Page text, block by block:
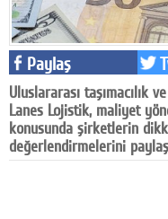
Dünya
Pr
Facebook
Diziler
Karikatür
Paylaş
Uluslararası taşımacılık
Lanes Lojistik, maliyet
konusunda şirketlerin
değerlendirmelerini